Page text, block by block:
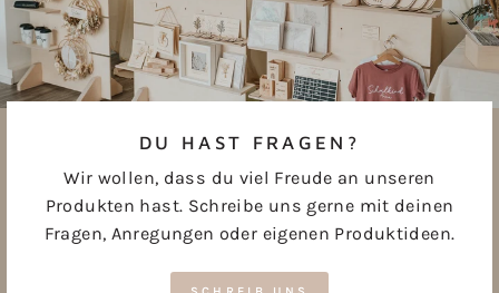
DU HAST FRAGEN?
Wir wollen, dass du viel Freude an unseren
Produkten hast. Schreibe uns gerne mit deinen
Fragen, Anregungen oder eigenen Produktideen.